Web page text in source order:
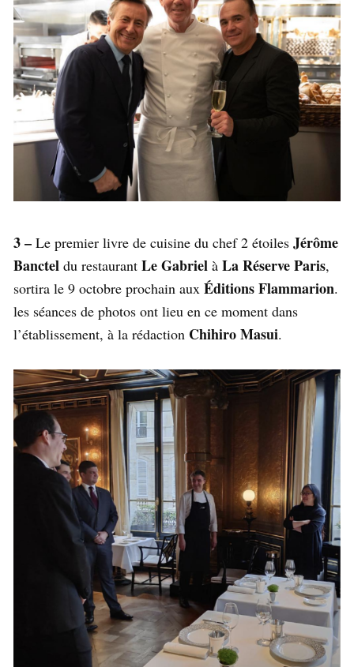
3 – Le premier livre de cuisine du chef 2 étoiles Jérôme
Banctel du restaurant Le Gabriel à La Réserve Paris,
sortira le 9 octobre prochain aux Éditions Flammarion.
les séances de photos ont lieu en ce moment dans
l’établissement, à la rédaction Chihiro Masui.